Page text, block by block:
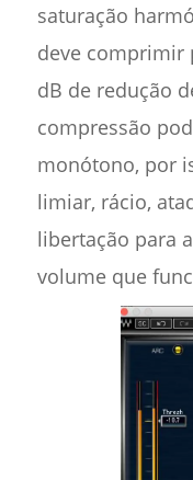
saturação
deve comprimir
dB de redução
compressão
monótono, por
limiar, rácio,
libertação para
volume que